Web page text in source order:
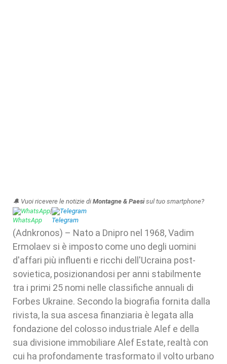
🔔 Vuoi ricevere le notizie di Montagne & Paesisul tuo smartphone?
WhatsApp| Telegram
(Adnkronos) – Nato a Dnipro nel 1968, Vadim
Ermolaev si è imposto come uno degli uomini
d'affari più influenti e ricchi dell'Ucraina post-
sovietica, posizionandosi per anni stabilmente
tra i primi 25 nomi nelle classifiche annuali di
Forbes Ukraine. Secondo la biografia fornita dalla
rivista, la sua ascesa finanziaria è legata alla
fondazione del colosso industriale Alef e della
sua divisione immobiliare Alef Estate, realtà con
cui ha profondamente trasformato il volto urbano